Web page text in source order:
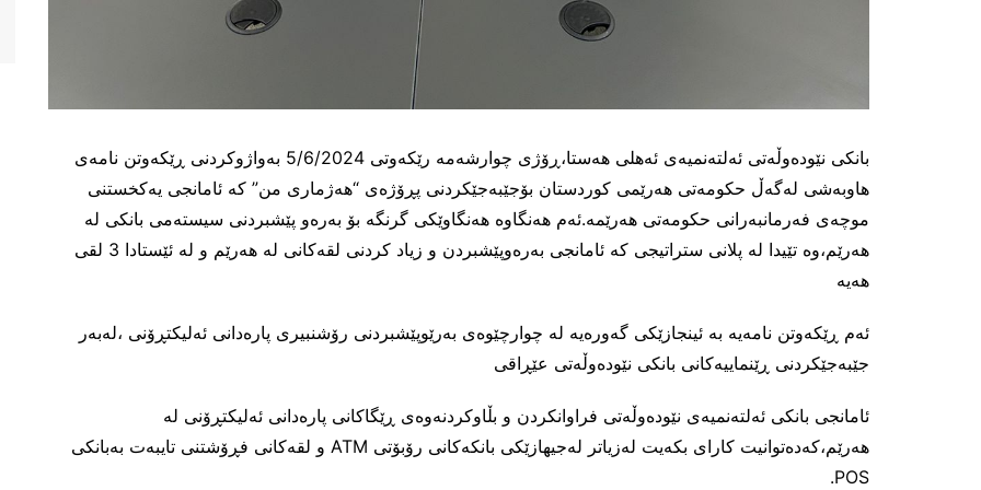
بانکی نێودەوڵەتی ئەلتەنمیەی ئەهلی هەستا،ڕۆژی چوارشەمە رێکەوتی 5/6/2024 بەواژوکردنی ڕێکەوتن نامەی
هاوبەشی لەگەڵ حکومەتی هەرێمی کوردستان بۆجێبەجێکردنی پڕۆژەی “هەژماری من” کە ئامانجی یەکخستنی
موچەی فەرمانبەرانی حکومەتی هەرێمە.ئەم هەنگاوە هەنگاوێکی گرنگە بۆ بەرەو پێشبردنی سیستەمی بانکی لە
هەرێم،وە تێیدا لە پلانی ستراتیجی کە ئامانجی بەرەوپێشبردن و زیاد کردنی لقەکانی لە هەرێم و لە ئێستادا 3 لقی
هەیە
ئەم ڕێکەوتن نامەیە بە ئینجازێکی گەورەیە لە چوارچێوەی بەرێوپێشبردنی رۆشنبیری پارەدانی ئەلیکتڕۆنی ،لەبەر
جێبەجێکردنی ڕێنماییەکانی بانکی نێودەوڵەتی عێڕاقی
ئامانجی بانکی ئەلتەنمیەی نێودەوڵەتی فراوانکردن و بڵاوکردنەوەی ڕێگاکانی پارەدانی ئەلیکتڕۆنی لە
هەرێم،کەدەتوانیت کارای بکەیت لەزیاتر لەجیهازێکی بانکەکانی رۆبۆتی ATM و لقەکانی فڕۆشتنی تایبەت بەبانکی
POS.